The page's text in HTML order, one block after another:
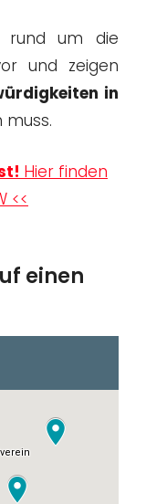
rund um die
und zeigen
in
Hier finden
<<
einen